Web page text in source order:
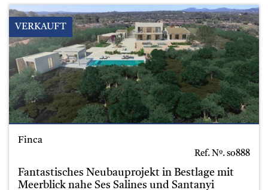
VERKAUFT
Finca
Ref. Nº. so888
Fantastisches Neubauprojekt in Bestlage mit
Meerblick nahe Ses Salines und Santanyi